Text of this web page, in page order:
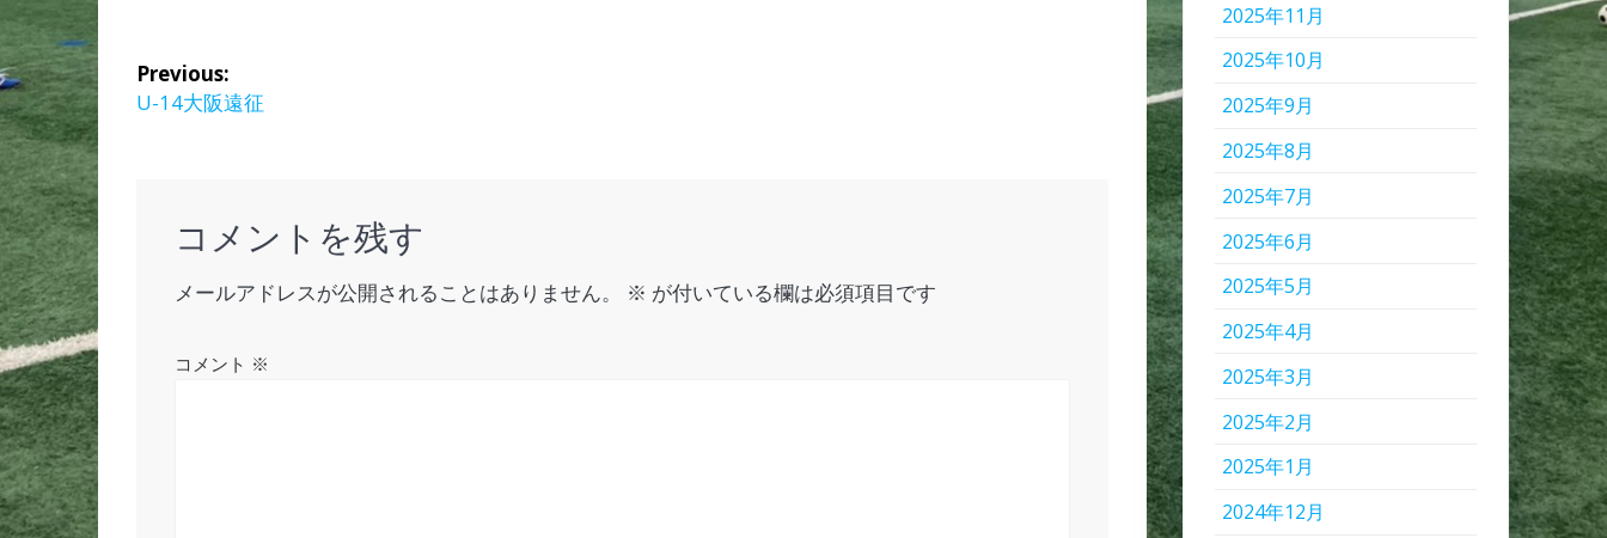
投
稿
ナ
ビ
ゲ
ー
シ
ョ
ン
Previous:
Previous
U-14大阪遠征
コメントを残す
メールアドレスが公開されることはありません。 ※ が付いている欄は必須項目です
コメント ※
2025年11月
2025年10月
2025年9月
2025年8月
2025年7月
2025年6月
2025年5月
2025年4月
2025年3月
2025年2月
2025年1月
2024年12月